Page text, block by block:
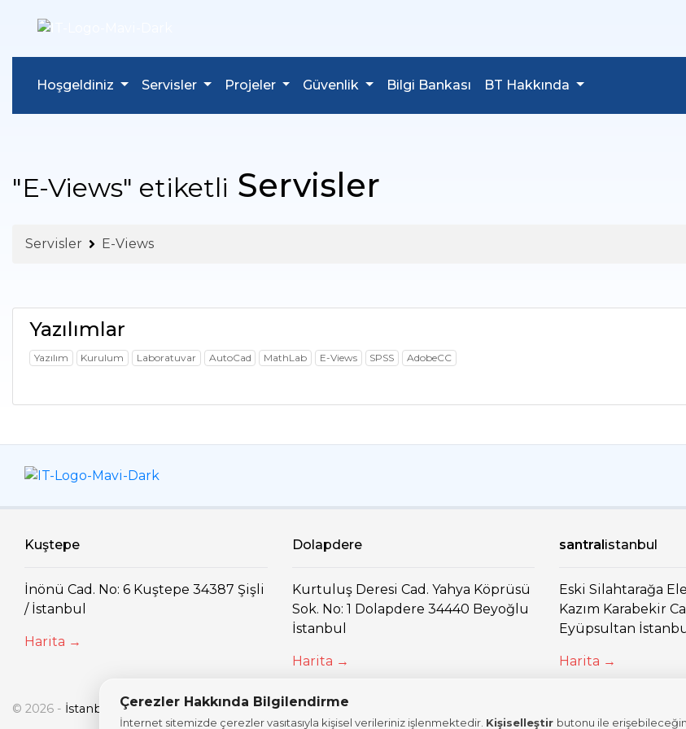
Hoşgeldiniz Servisler Projeler Güvenlik Bilgi Bankası BT Hakkında
"E-Views" etiketli Servisler
Servisler E-Views
Yazılımlar
Yazılım Kurulum Laboratuvar AutoCad MathLab E-Views SPSS AdobeCC
Kuştepe
İnönü Cad. No: 6 Kuştepe 34387 Şişli
/ İstanbul
Harita →
Dolapdere
Kurtuluş Deresi Cad. Yahya Köprüsü
Sok. No: 1 Dolapdere 34440 Beyoğlu
İstanbul
Harita →
santralistanbul
Eski Silahtarağa
Kazım Karabekir
Eyüpsultan
Harita →
© 2026 - İstanbul Bilgi Üniversitesi
Çerezler Hakkında Bilgilendirme
İnternet sitemizde çerezler vasıtasıyla kişisel verileriniz işlenmektedir. Kişiselleştir butonu ile